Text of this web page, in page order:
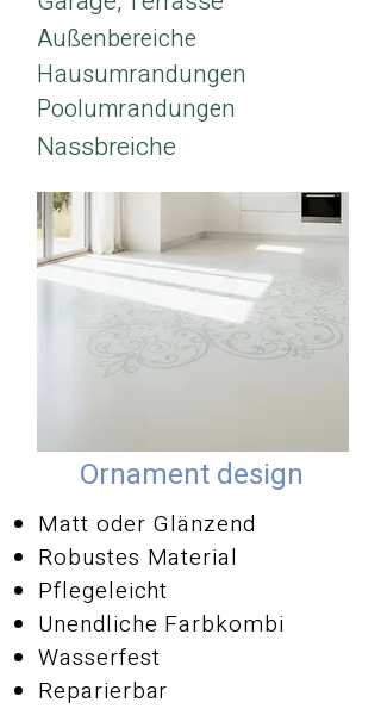
Außenbereiche
Hausumrandungen
Poolumrandungen
Nassbreiche
Ornament design
Matt oder Glänzend
Robustes Material
Pflegeleicht
Unendliche Farbkombi
Wasserfest
Reparierbar